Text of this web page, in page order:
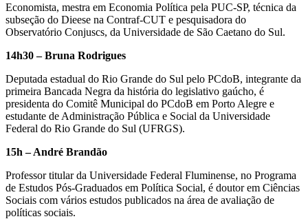
Economista, mestra em Economia Política pela PUC-SP, técnica da
subseção do Dieese na Contraf-CUT e pesquisadora do
Observatório Conjuscs, da Universidade de São Caetano do Sul.
14h30 – Bruna Rodrigues
Deputada estadual do Rio Grande do Sul pelo PCdoB, integrante da
primeira Bancada Negra da história do legislativo gaúcho, é
presidenta do Comitê Municipal do PCdoB em Porto Alegre e
estudante de Administração Pública e Social da Universidade
Federal do Rio Grande do Sul (UFRGS).
15h – André Brandão
Professor titular da Universidade Federal Fluminense, no Programa
de Estudos Pós-Graduados em Política Social, é doutor em Ciências
Sociais com vários estudos publicados na área de avaliação de
políticas sociais.